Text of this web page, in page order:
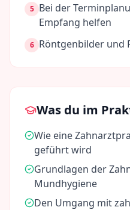
5 Bei der
Empfang helfen
6 Röntgenbilder und
Was du im
Wie eine
geführt wird
Grundlagen der
Mundhygiene
Den Umgang mit